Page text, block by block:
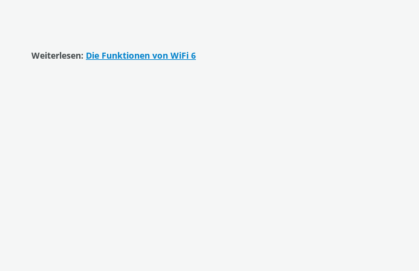
Weiterlesen: Die Funktionen von WiFi 6